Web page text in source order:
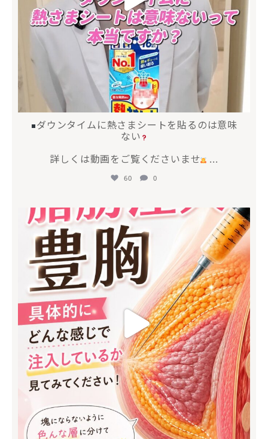
ダウンタイムに熱さまシートを貼るのは意味
ない
詳しくは動画をご覧くださいませ
...
60 0
mycli.honda
7月 8